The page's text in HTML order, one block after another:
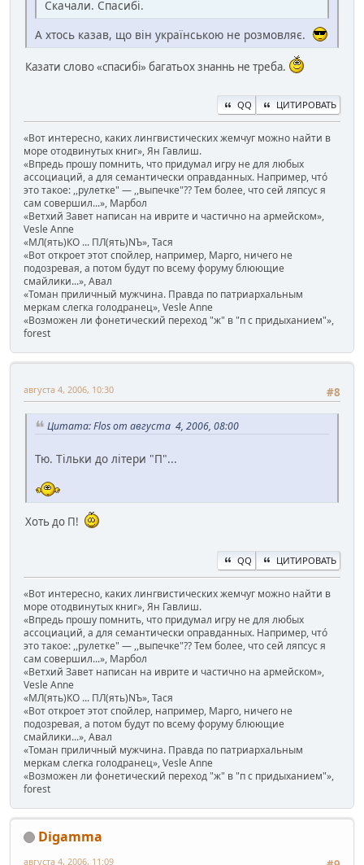
Скачали. Спасибі.
А хтось казав, що він українською не розмовляє.
Казати слово «спасибі» багатьох знаннь не треба.
QQ ЦИТИРОВАТЬ
«Вот интересно, каких лингвистических жемчуг можно найти в
море отодвинутых книг», Ян Гавлиш.
«Впредь прошу помнить, что придумал игру не для любых
ассоциаций, а для семантически оправданных. Например, чтó
это такое: ,,рулетке" — ,,выпечке"?? Тем более, что сей ляпсус я
сам совершил...», Марбол
«Ветхий Завет написан на иврите и частично на армейском»,
Vesle Anne
«МЛ(ять)КО ... ПЛ(ять)NЪ», Тася
«Вот откроет этот спойлер, например, Марго, ничего не
подозревая, а потом будут по всему форуму блюющие
смайлики...», Авал
«Томан приличный мужчина. Правда по патриархальным
меркам слегка голодранец», Vesle Anne
«Возможен ли фонетический переход "ж" в "п с придыханием"»,
forest
#8
августа 4, 2006, 10:30
Цитата: Flos от августа 4, 2006, 08:00
Тю. Тільки до літери "П"...
Хоть до П!
QQ ЦИТИРОВАТЬ
«Вот интересно, каких лингвистических жемчуг можно найти в
море отодвинутых книг», Ян Гавлиш.
«Впредь прошу помнить, что придумал игру не для любых
ассоциаций, а для семантически оправданных. Например, чтó
это такое: ,,рулетке" — ,,выпечке"?? Тем более, что сей ляпсус я
сам совершил...», Марбол
«Ветхий Завет написан на иврите и частично на армейском»,
Vesle Anne
«МЛ(ять)КО ... ПЛ(ять)NЪ», Тася
«Вот откроет этот спойлер, например, Марго, ничего не
подозревая, а потом будут по всему форуму блюющие
смайлики...», Авал
«Томан приличный мужчина. Правда по патриархальным
меркам слегка голодранец», Vesle Anne
«Возможен ли фонетический переход "ж" в "п с придыханием"»,
forest
Digamma
августа 4, 2006, 11:09